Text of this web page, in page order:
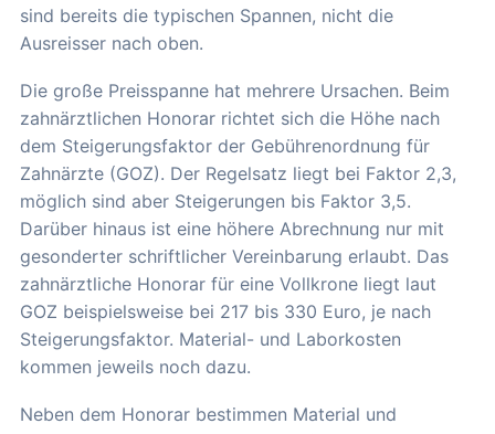
sind bereits die typischen Spannen, nicht die
Ausreisser nach oben.
Die große Preisspanne hat mehrere Ursachen. Beim
zahnärztlichen Honorar richtet sich die Höhe nach
dem Steigerungsfaktor der Gebührenordnung für
Zahnärzte (GOZ). Der Regelsatz liegt bei Faktor 2,3,
möglich sind aber Steigerungen bis Faktor 3,5.
Darüber hinaus ist eine höhere Abrechnung nur mit
gesonderter schriftlicher Vereinbarung erlaubt. Das
zahnärztliche Honorar für eine Vollkrone liegt laut
GOZ beispielsweise bei 217 bis 330 Euro, je nach
Steigerungsfaktor. Material- und Laborkosten
kommen jeweils noch dazu.
Neben dem Honorar bestimmen Material und